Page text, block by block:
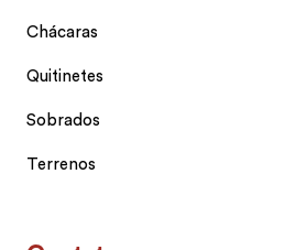
Chácaras
Quitinetes
Sobrados
Terrenos